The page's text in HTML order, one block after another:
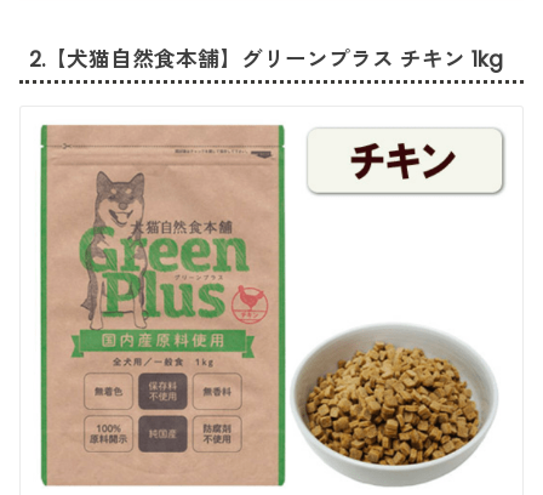
2.【犬猫自然食本舗】グリーンプラス チキン 1kg